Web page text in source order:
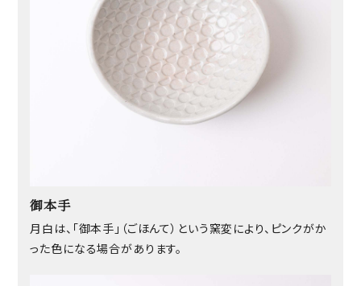
御本手
月白は、「御本手」（ごほんて）という窯変により、ピンクがか
った色になる場合があります。